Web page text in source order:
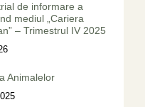
de informare a
mediul „Cariera
– Trimestrul IV 2025
Animalelor